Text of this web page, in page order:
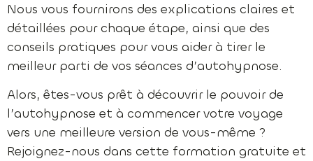
Nous vous fournirons des explications claires et
détaillées pour chaque étape, ainsi que des
conseils pratiques pour vous aider à tirer le
meilleur parti de vos séances d’autohypnose.
Alors, êtes-vous prêt à découvrir le pouvoir de
l’autohypnose et à commencer votre voyage
vers une meilleure version de vous-même ?
Rejoignez-nous dans cette formation gratuite et